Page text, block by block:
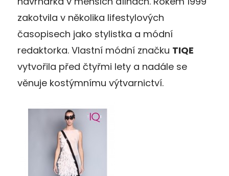
zakotvila v několika lifestylových
časopisech jako stylistka a módní
redaktorka. Vlastní módní značku TIQE
vytvořila před čtyřmi lety a nadále se
věnuje kostýmnímu výtvarnictví.